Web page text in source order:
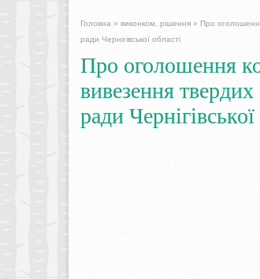
Головна » виконком, рішення » Про
ради Чернігівської області
Про оголошення
вивезення
ради